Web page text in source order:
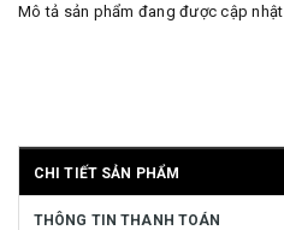
Mô tả sản phẩm đang được cập nhật
CHI TIẾT SẢN PHẨM
THÔNG TIN THANH TOÁN